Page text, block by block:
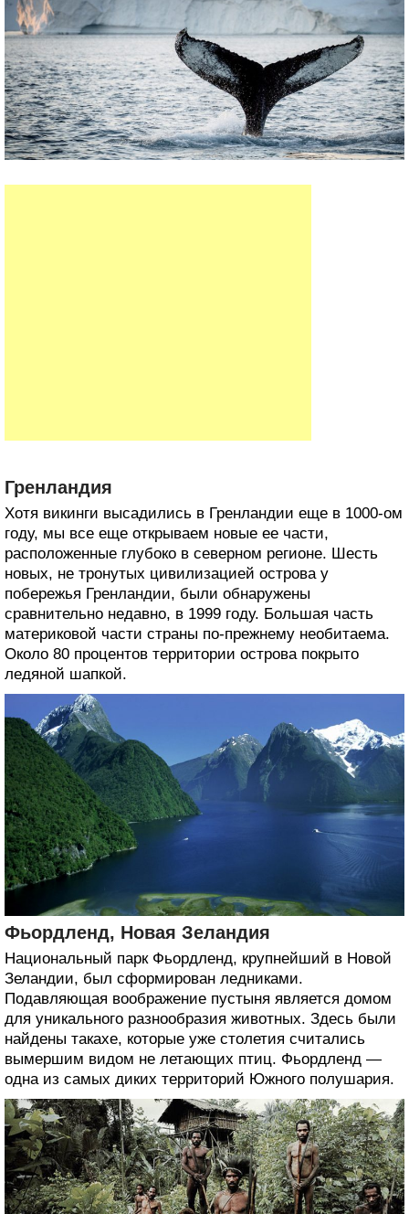
Гренландия
Хотя викинги высадились в Гренландии еще в 1000-ом
году, мы все еще открываем новые ее части,
расположенные глубоко в северном регионе. Шесть
новых, не тронутых цивилизацией острова у
побережья Гренландии, были обнаружены
сравнительно недавно, в 1999 году. Большая часть
материковой части страны по-прежнему необитаема.
Около 80 процентов территории острова покрыто
ледяной шапкой.
Фьордленд, Новая Зеландия
Национальный парк Фьордленд, крупнейший в Новой
Зеландии, был сформирован ледниками.
Подавляющая воображение пустыня является домом
для уникального разнообразия животных. Здесь были
найдены такахе, которые уже столетия считались
вымершим видом не летающих птиц. Фьордленд —
одна из самых диких территорий Южного полушария.